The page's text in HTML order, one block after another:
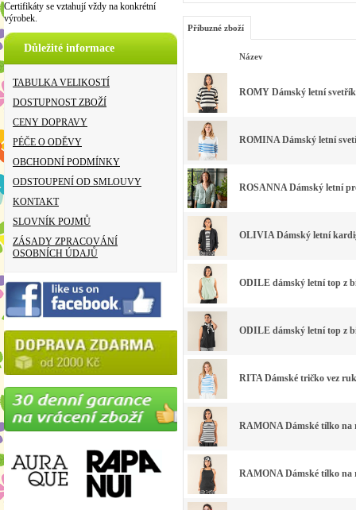
Certifikáty se vztahují vždy na konkrétní
výrobek.
Důležité informace
TABULKA VELIKOSTÍ
DOSTUPNOST ZBOŽÍ
CENY DOPRAVY
PÉČE O ODĚVY
OBCHODNÍ PODMÍNKY
ODSTOUPENÍ OD SMLOUVY
KONTAKT
SLOVNÍK POJMŮ
ZÁSADY ZPRACOVÁNÍ
OSOBNÍCH ÚDAJŮ
Příbuzné zboží
Název
ROMY Dámský letní
ROMINA Dámský letní
ROSANNA Dámský letní
OLIVIA Dámský letní
ODILE dámský letní top z
ODILE dámský letní top z
RITA Dámské tričko vez
RAMONA Dámské tílko na
RAMONA Dámské tílko na